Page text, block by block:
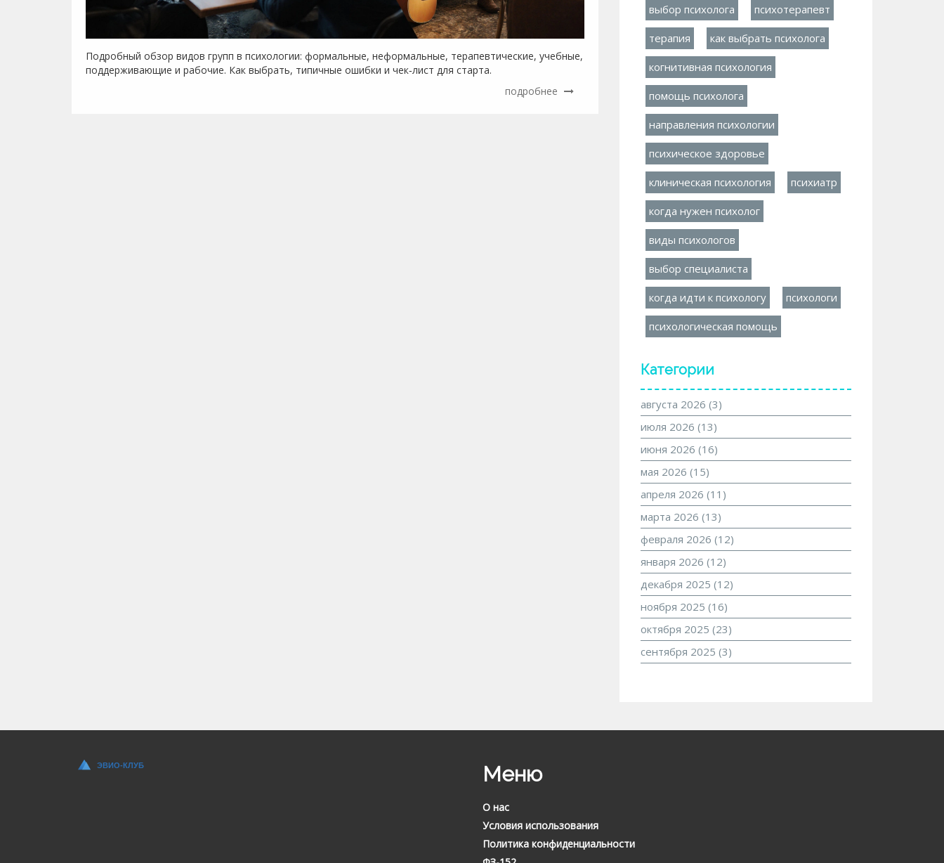
Подробный обзор видов групп в психологии: формальные, неформальные, терапевтические, учебные,
поддерживающие и рабочие. Как выбрать, типичные ошибки и чек‑лист для старта.
подробнее
выбор психолога психотерапевт
терапия как выбрать психолога
когнитивная психология
помощь психолога
направления психологии
психическое здоровье
клиническая психология психиатр
когда нужен психолог
виды психологов
выбор специалиста
когда идти к психологу психологи
психологическая помощь
Категории
августа 2026 (3)
июля 2026 (13)
июня 2026 (16)
мая 2026 (15)
апреля 2026 (11)
марта 2026 (13)
февраля 2026 (12)
января 2026 (12)
декабря 2025 (12)
ноября 2025 (16)
октября 2025 (23)
сентября 2025 (3)
Меню
О нас
Условия использования
Политика конфиденциальности